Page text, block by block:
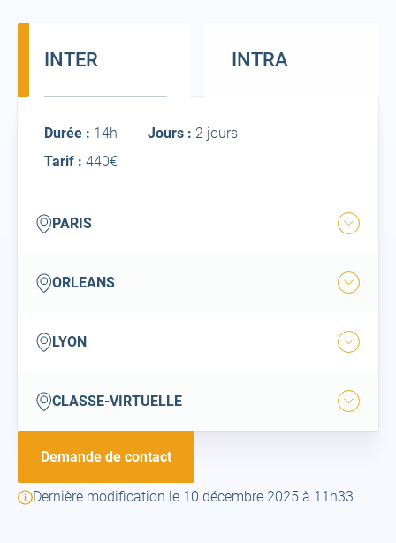
INTER INTRA
InterDurée : 14h Jours : 2 jours
Tarif : 440€
parisPARIS
Ouvrir
orleans
ORLEANS
Ouvrir
lyonLYON
Ouvrir
classe-
virtuelle
CLASSE-VIRTUELLE
Ouvrir
Demande de contact
Dernière modification le 10 décembre 2025 à 11h33